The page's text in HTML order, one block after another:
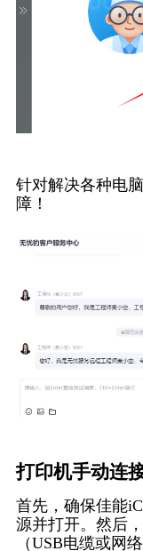
针对解决各种电
障！
打印机手动连
首先，确保佳能
源并打开。然后
（USB电缆或网